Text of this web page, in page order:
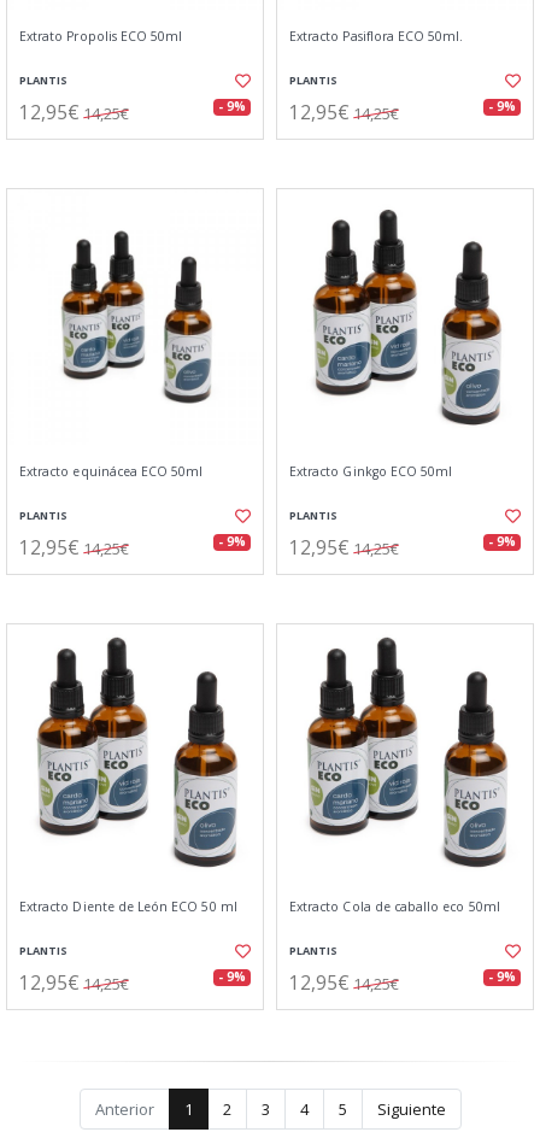
Extrato Propolis ECO 50ml
PLANTIS
12,95€ 14,25€ - 9%
Extracto Pasiflora ECO 50ml.
PLANTIS
12,95€ 14,25€ - 9%
Extracto equinácea ECO 50ml
PLANTIS
12,95€ 14,25€ - 9%
Extracto Ginkgo ECO 50ml
PLANTIS
12,95€ 14,25€ - 9%
Extracto Diente de León ECO 50 ml
PLANTIS
12,95€ 14,25€ - 9%
Extracto Cola de caballo eco 50ml
PLANTIS
12,95€ 14,25€ - 9%
Anterior 1 2 3 4 5 Siguiente